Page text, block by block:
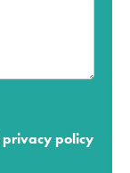
privacy policy